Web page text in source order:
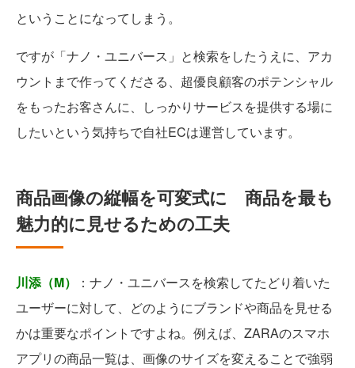
ということになってしまう。
ですが「ナノ・ユニバース」と検索をしたうえに、アカ
ウントまで作ってくださる、超優良顧客のポテンシャル
をもったお客さんに、しっかりサービスを提供する場に
したいという気持ちで自社ECは運営しています。
商品画像の縦幅を可変式に 商品を最も
魅力的に見せるための工夫
川添（M）
：ナノ・ユニバースを検索してたどり着いた
ユーザーに対して、どのようにブランドや商品を見せる
かは重要なポイントですよね。例えば、ZARAのスマホ
アプリの商品一覧は、画像のサイズを変えることで強弱